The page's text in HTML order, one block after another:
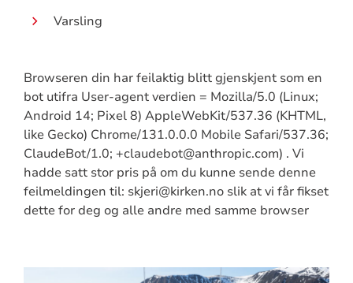
Varsling
Browseren din har feilaktig blitt gjenskjent som en
bot utifra User-agent verdien = Mozilla/5.0 (Linux;
Android 14; Pixel 8) AppleWebKit/537.36 (KHTML,
like Gecko) Chrome/131.0.0.0 Mobile Safari/537.36;
ClaudeBot/1.0; +claudebot@anthropic.com) . Vi
hadde satt stor pris på om du kunne sende denne
feilmeldingen til: skjeri@kirken.no slik at vi får fikset
dette for deg og alle andre med samme browser